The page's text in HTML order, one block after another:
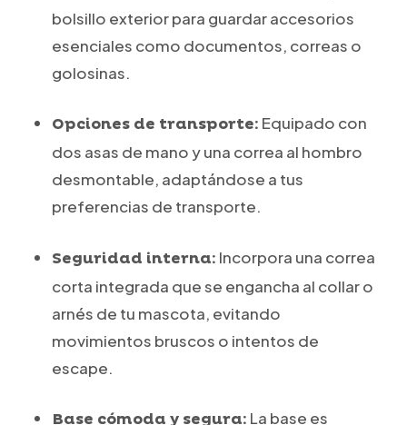
bolsillo exterior para guardar accesorios
esenciales como documentos, correas o
golosinas.
Opciones de transporte: Equipado con
dos asas de mano y una correa al hombro
desmontable, adaptándose a tus
preferencias de transporte.
Seguridad interna: Incorpora una correa
corta integrada que se engancha al collar o
arnés de tu mascota, evitando
movimientos bruscos o intentos de
escape.
Base cómoda y segura: La base es